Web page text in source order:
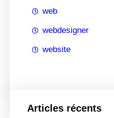
web
webdesigner
website
Articles récents